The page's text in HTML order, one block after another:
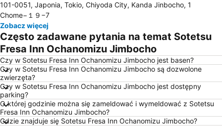
Tokyo Disney Resort
Dworzec Kolejowy Ikebukuro
Ueno Metro Station
Dworzec Kolejowy Shinagawa
Akasaka Metro Station
Ikebukuro Metro Station
Wieża telewizyjna i widokowa Skytree Tokio
Tokyo International Airport
Shinagawa
Taito
Nippori Station
Tokyo Metro Station
Kyobashi Metro Station
Hibiya Metro Station
Świątynia Sensō-ji
Kabukicho
101-0051, Japonia, Tokio, Chiyoda City, Kanda Jinbocho, 1
Chome−１９−7
Zobacz więcej
Często zadawane pytania na temat Sotetsu
Fresa Inn Ochanomizu Jimbocho
Czy w Sotetsu Fresa Inn Ochanomizu Jimbocho jest basen?
Czy w Sotetsu Fresa Inn Ochanomizu Jimbocho są dozwolone
zwierzęta?
Czy w Sotetsu Fresa Inn Ochanomizu Jimbocho jest dostępny
parking?
O której godzinie można się zameldować i wymeldować z Sotetsu
Fresa Inn Ochanomizu Jimbocho?
Gdzie znajduje się Sotetsu Fresa Inn Ochanomizu Jimbocho?